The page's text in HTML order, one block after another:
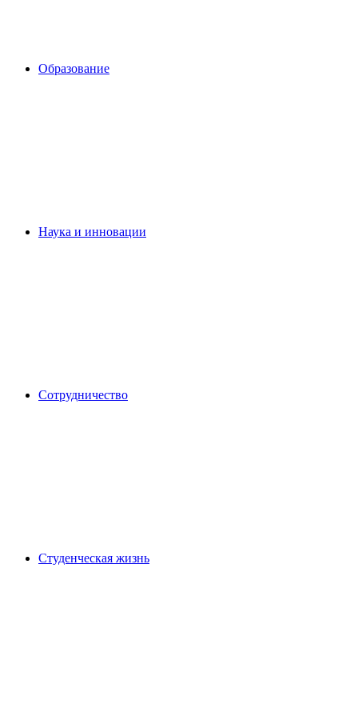
Образование
Наука и инновации
Сотрудничество
Студенческая жизнь